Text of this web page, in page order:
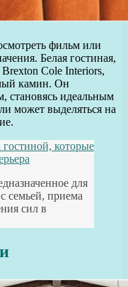
фильм или
Белая гостиная,
Cole Interiors,
камин. Он
становясь идеальным
может выделяться на
гостиной, которые
для
семьей, приема
сил в